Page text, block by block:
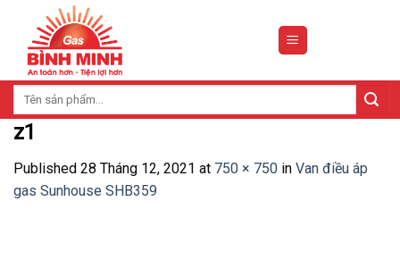
content
z1
Published 28 Tháng 12, 2021 at 750 × 750 in Van điều áp
gas Sunhouse SHB359